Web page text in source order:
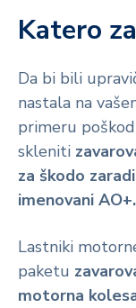
Katero
Da bi bili
nastala na
primeru
skleniti
za škodo
imenovani AO+.
Lastniki
paketu
motorna